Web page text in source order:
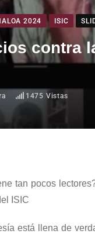
2024 ISIC
contra
1475 Vistas
tan pocos
ISIC
está llena de